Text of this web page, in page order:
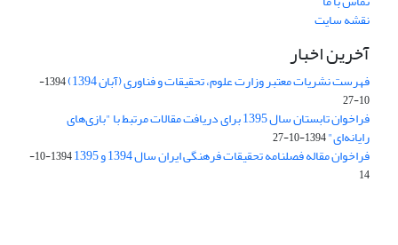
نقشه سایت
آخرین اخبار
فهرست نشریات معتبر وزارت علوم، تحقیقات و فناوری (آبان 1394)
1394-
10-27
فراخوان تابستان سال 1395 برای دریافت مقالات مرتبط با "بازی‌های
رایانه‌ای"1394-10-27
فراخوان مقاله فصلنامه تحقیقات فرهنگی ایران سال 1394 و 1395
1394-10-
14